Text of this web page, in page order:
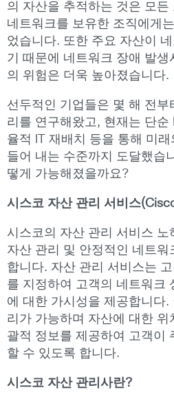
의 자산을 추적하는 것은 모든
네트워크를 보유한 조직에게
었습니다. 또한 주요 자산이
기 때문에 네트워크 장애 발생
의 위험은 더욱 높아졌습니다.
선두적인 기업들은 몇 해 전부
리를 연구해왔고, 현재는 단순
율적 IT 재배치 등을 통해 미
들어 내는 수준까지 도달했습
떻게 가능해졌을까요?
시스코 자산 관리 서비스
시스코의 자산 관리 서비스 노
자산 관리 및 안정적인 네트워
합니다. 자산 관리 서비스는
를 지정하여 고객의 네트워크
에 대한 가시성을 제공합니다
리가 가능하며 자산에 대한
괄적 정보를 제공하여 고객이
할 수 있도록 합니다.
시스코 자산 관리사란?